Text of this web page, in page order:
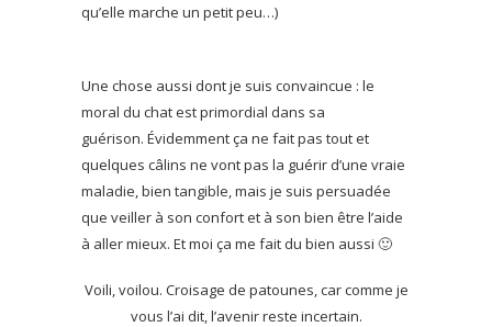
qu’elle marche un petit peu…)
Une chose aussi dont je suis convaincue : le
moral du chat est primordial dans sa
guérison. Évidemment ça ne fait pas tout et
quelques câlins ne vont pas la guérir d’une vraie
maladie, bien tangible, mais je suis persuadée
que veiller à son confort et à son bien être l’aide
à aller mieux. Et moi ça me fait du bien aussi 🙂
Voili, voilou. Croisage de patounes, car comme je
vous l’ai dit, l’avenir reste incertain.